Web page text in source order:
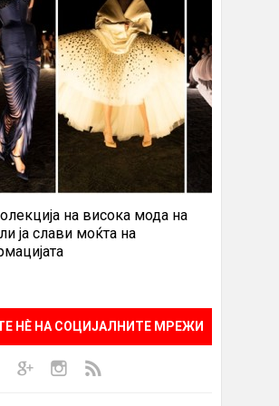
на висока мода на
ја слави моќта на
НÈ НА СОЦИЈАЛНИТЕ МРЕЖИ